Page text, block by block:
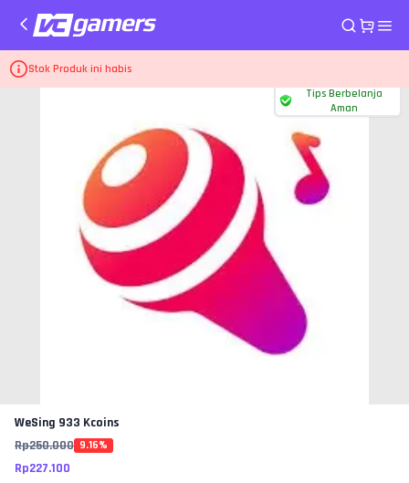
Stok Produk ini habis
Home Aplikasi Live WeSing
Tips Berbelanja
Aman
WeSing 933 Kcoins
Rp250.000 9.16%
Rp227.100